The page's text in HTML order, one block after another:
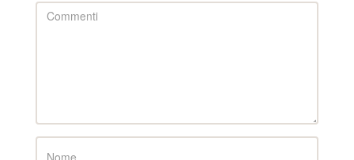
Comment
Name